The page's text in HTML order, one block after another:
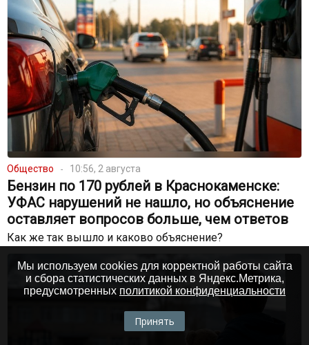
Общество 10:56, 2 августа
Бензин по 170 рублей в Краснокаменске:
УФАС нарушений не нашло, но объяснение
оставляет вопросов больше, чем ответов
Как же так вышло и каково объяснение?
Мы используем cookies для корректной работы сайта
и сбора статистических данных в Яндекс.Метрика,
предусмотренных политикой конфиденциальности
Принять